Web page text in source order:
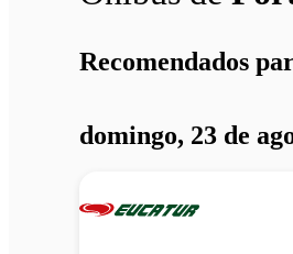
Recomendados
domingo, 23 de